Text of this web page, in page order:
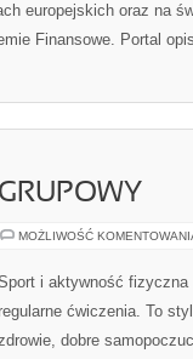
europejskich oraz na
Finansowe. Portal
MOŻLIWOŚĆ
i aktywność
regularne ćwiczenia. To
dobre